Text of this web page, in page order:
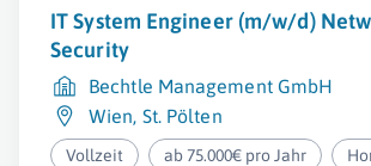
IT System Engineer (m/w/d)
Security
Bechtle Management GmbH
Wien, St. Pölten
Vollzeit ab 75.000€ pro Jahr